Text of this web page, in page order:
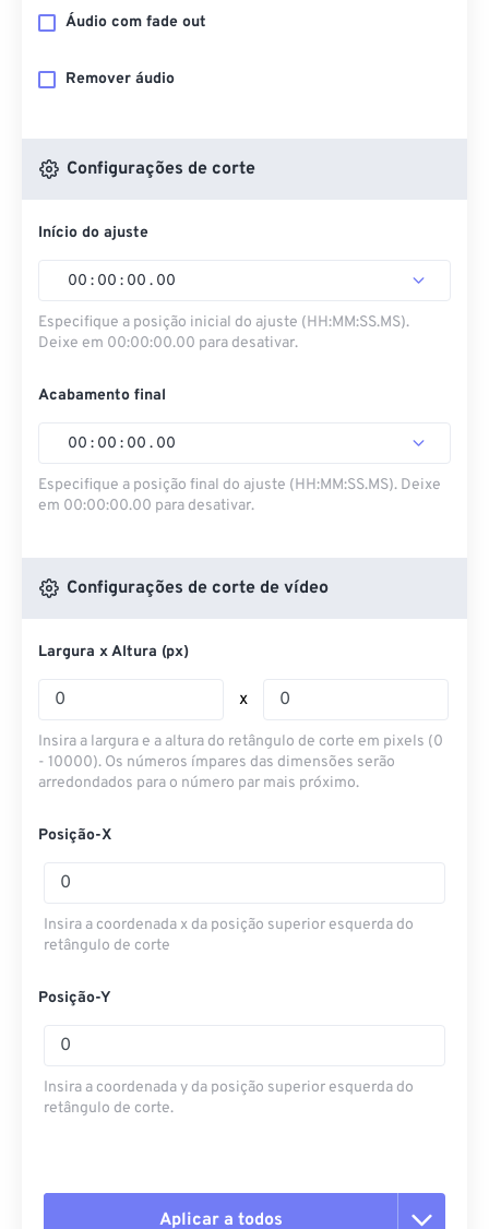
Áudio com fade out
Remover áudio
Configurações de corte
Início do ajuste
00 : 00 : 00 . 00
Especifique a posição inicial do ajuste (HH:MM:SS.MS).
Deixe em 00:00:00.00 para desativar.
Acabamento final
00 : 00 : 00 . 00
Especifique a posição final do ajuste (HH:MM:SS.MS). Deixe
em 00:00:00.00 para desativar.
Configurações de corte de vídeo
Largura x Altura (px)
x
Insira a largura e a altura do retângulo de corte em pixels (0
- 10000). Os números ímpares das dimensões serão
arredondados para o número par mais próximo.
Posição-X
Insira a coordenada x da posição superior esquerda do
retângulo de corte
Posição-Y
Insira a coordenada y da posição superior esquerda do
retângulo de corte.
Aplicar a todos